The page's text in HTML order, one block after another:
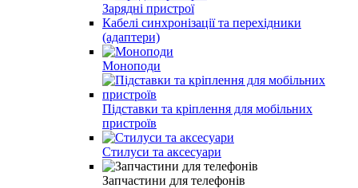
Зарядні пристрої
Кабелі синхронізації та перехідники
(адаптери)
Моноподи
Підставки та кріплення для мобільних
пристроїв
Стилуси та аксесуари
Запчастини для телефонів